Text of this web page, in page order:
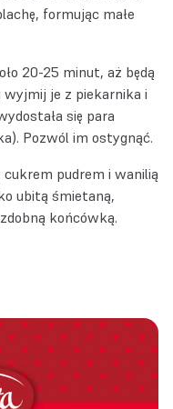
formując małe
20-25 minut, aż będą
wyjmij je z piekarnika i
się para
Pozwól im ostygnąć.
pudrem i wanilią
ubitą śmietaną,
końcówką.